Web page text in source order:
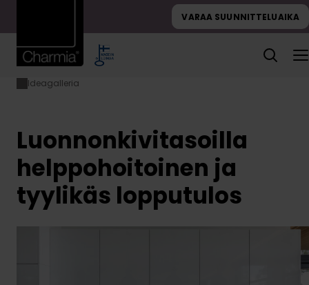
VARAA SUUNNITTELUAIKA
Etusivu
Ideagalleria
Luonnonkivitasoilla
Luonnonkivitasoilla
helppohoitoinen ja
tyylikäs lopputulos